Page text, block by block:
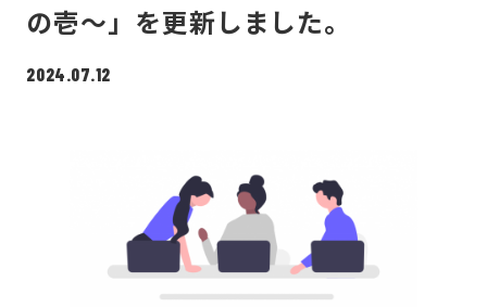
の壱～」を更新しました。
2024.07.12